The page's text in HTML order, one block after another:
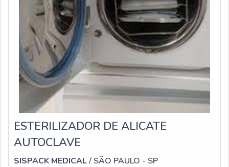
ESTERILIZADOR DE ALICATE
AUTOCLAVE
SISPACK MEDICAL/ SÃO PAULO - SP